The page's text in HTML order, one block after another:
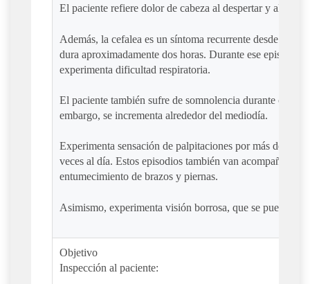
El paciente refiere dolor de cabeza al despertar y al salir
Además, la cefalea es un síntoma recurrente desde hace
dura aproximadamente dos horas. Durante ese episodio,
experimenta dificultad respiratoria.
El paciente también sufre de somnolencia durante casi
embargo, se incrementa alrededor del mediodía.
Experimenta sensación de palpitaciones por más de 20
veces al día. Estos episodios también van acompañados
entumecimiento de brazos y piernas.
Asimismo, experimenta visión borrosa, que se puede
Objetivo
Inspección al paciente: